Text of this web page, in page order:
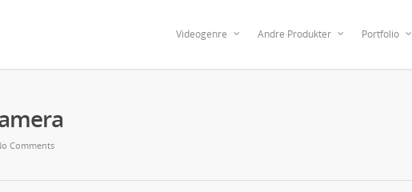
Videogenre Andre Produkter Portfolio
Comments